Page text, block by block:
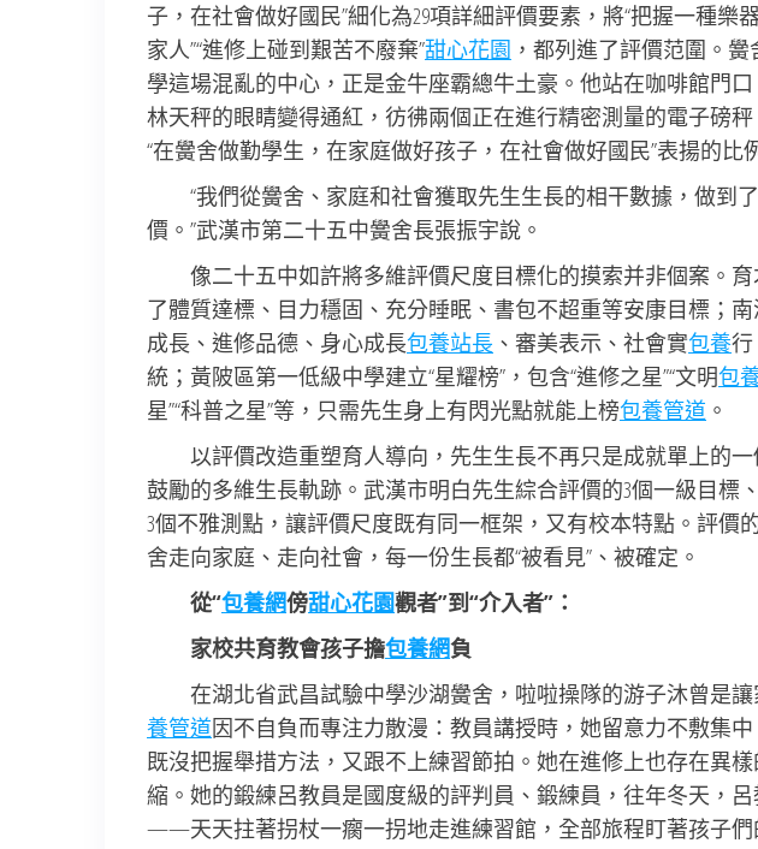
子，在社會做好國民”細化為29項詳細評價要素，將“把握一種樂
家人”“進修上碰到艱苦不廢棄”甜心花園 ，都列進了評價范圍。
學這場混亂的中心，正是金牛座霸總牛土豪。他站在咖啡館門
林天秤的眼睛變得通紅，彷彿兩個正在進行精密測量的電子磅
“在黌舍做勤學生，在家庭做好孩子，在社會做好國民”表揚的比
“我們從黌舍、家庭和社會獲取先生生長的相干數據，做到
價。”武漢市第二十五中黌舍長張振宇說。
像二十五中如許將多維評價尺度目標化的摸索并非個案。
了體質達標、目力穩固、充分睡眠、書包不超重等安康目標；
成長、進修品德、身心成長包養站長 、審美表示、社會實包養行
統；黃陂區第一低級中學建立“星耀榜”，包含“進修之星”“文明包
星”“科普之星”等，只需先生身上有閃光點就能上榜包養管道 。
以評價改造重塑育人導向，先生生長不再只是成就單上的
鼓勵的多維生長軌跡。武漢市明白先生綜合評價的3個一級目標
3個不雅測點，讓評價尺度既有同一框架，又有校本特點。評價
舍走向家庭、走向社會，每一份生長都“被看見”、被確定。
從“包養網傍甜心花園觀者”到“介入者”：
家校共育教會孩子擔包養網負
在湖北省武昌試驗中學沙湖黌舍，啦啦操隊的游子沐曾是
養管道因不自負而專注力散漫：教員講授時，她留意力不敷集
既沒把握舉措方法，又跟不上練習節拍。她在進修上也存在異
縮。她的鍛練呂教員是國度級的評判員、鍛練員，往年冬天，
——天天拄著拐杖一瘸一拐地走進練習館，全部旅程盯著孩子